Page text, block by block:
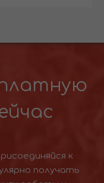
к
получать